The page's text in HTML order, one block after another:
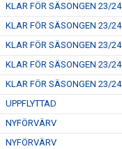
KLAR FÖR SÄSONGEN 23/24
KLAR FÖR SÄSONGEN 23/24
KLAR FÖR SÄSONGEN 23/24
KLAR FÖR SÄSONGEN 23/24
KLAR FÖR SÄSONGEN 23/24
UPPFLYTTAD
NYFÖRVÄRV
NYFÖRVÄRV